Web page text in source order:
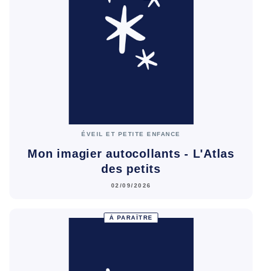
ÉVEIL ET PETITE ENFANCE
Mon imagier autocollants - L'Atlas
des petits
02/09/2026
À PARAÎTRE